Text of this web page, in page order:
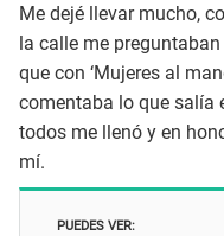
Me dejé llevar mucho,
la calle me preguntaban
que con ‘Mujeres al
comentaba lo que salía
todos me llenó y en
mí.
PUEDES VER: